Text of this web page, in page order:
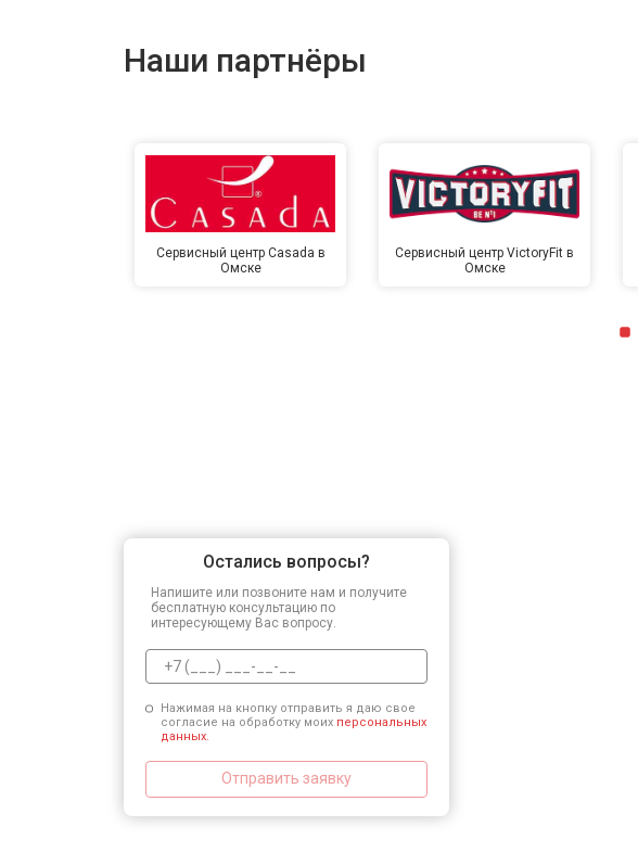
Наши партнёры
Сервисный центр Casada в
Омске
Сервисный центр VictoryFit в
Омске
Остались вопросы?
Напишите или позвоните нам и получите
бесплатную консультацию по
интересующему Вас вопросу.
Нажимая на кнопку отправить я даю свое
согласие на обработку моих персональных
данных.
Отправить заявку